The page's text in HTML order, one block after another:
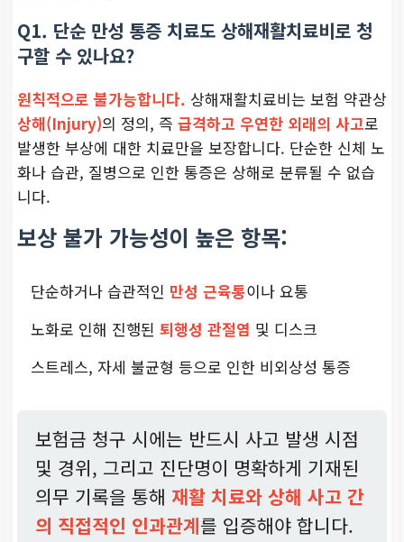
Q1. 단순 만성 통증 치료도 상해재활치료비로 청
구할 수 있나요?
원칙적으로 불가능합니다. 상해재활치료비는 보험 약관상
상해(Injury)의 정의, 즉 급격하고 우연한 외래의 사고로
발생한 부상에 대한 치료만을 보장합니다. 단순한 신체 노
화나 습관, 질병으로 인한 통증은 상해로 분류될 수 없습
니다.
보상 불가 가능성이 높은 항목:
단순하거나 습관적인 만성 근육통이나 요통
노화로 인해 진행된 퇴행성 관절염 및 디스크
스트레스, 자세 불균형 등으로 인한 비외상성 통증
보험금 청구 시에는 반드시 사고 발생 시점
및 경위, 그리고 진단명이 명확하게 기재된
의무 기록을 통해 재활 치료와 상해 사고 간
의 직접적인 인과관계를 입증해야 합니다.